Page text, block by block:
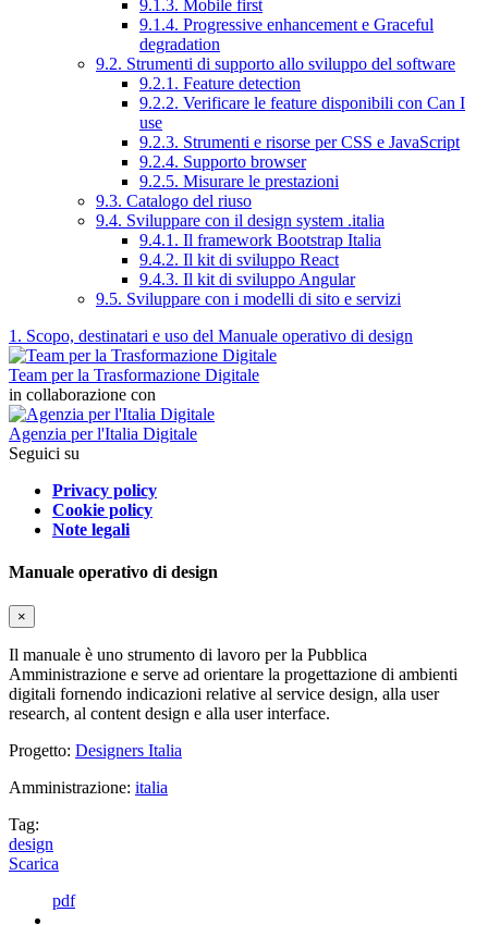
9.1.3. Mobile first
9.1.4. Progressive enhancement e Graceful
degradation
9.2. Strumenti di supporto allo sviluppo del software
9.2.1. Feature detection
9.2.2. Verificare le feature disponibili con Can I
use
9.2.3. Strumenti e risorse per CSS e JavaScript
9.2.4. Supporto browser
9.2.5. Misurare le prestazioni
9.3. Catalogo del riuso
9.4. Sviluppare con il design system .italia
9.4.1. Il framework Bootstrap Italia
9.4.2. Il kit di sviluppo React
9.4.3. Il kit di sviluppo Angular
9.5. Sviluppare con i modelli di sito e servizi
1. Scopo, destinatari e uso del Manuale operativo di design
Team per la Trasformazione Digitale
in collaborazione con
Agenzia per l'Italia Digitale
Seguici su
Privacy policy
Cookie policy
Note legali
Manuale operativo di design
×
Il manuale è uno strumento di lavoro per la Pubblica
Amministrazione e serve ad orientare la progettazione di ambienti
digitali fornendo indicazioni relative al service design, alla user
research, al content design e alla user interface.
Progetto: Designers Italia
Amministrazione: italia
Tag:
design
Scarica
pdf